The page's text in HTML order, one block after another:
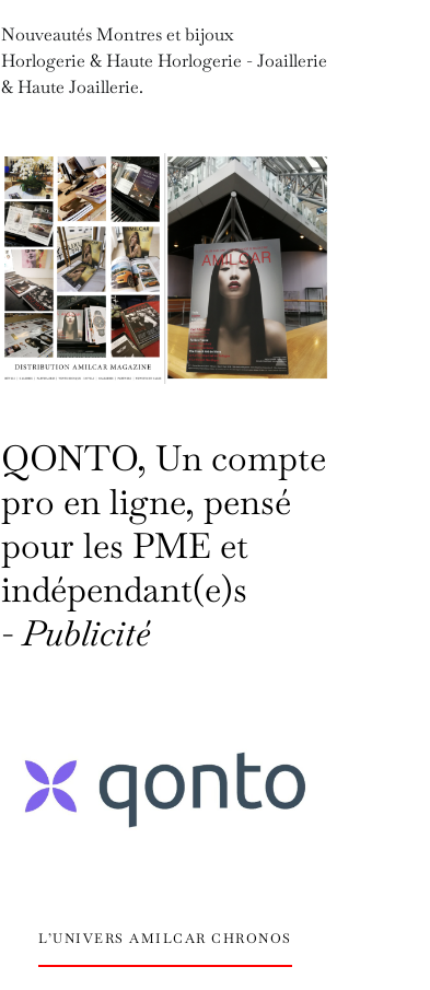
Nouveautés Montres et bijoux
Horlogerie & Haute Horlogerie - Joaillerie
& Haute Joaillerie.
QONTO, Un compte
pro en ligne, pensé
pour les PME et
indépendant(e)s
-Publicité
L’UNIVERS AMILCAR CHRONOS